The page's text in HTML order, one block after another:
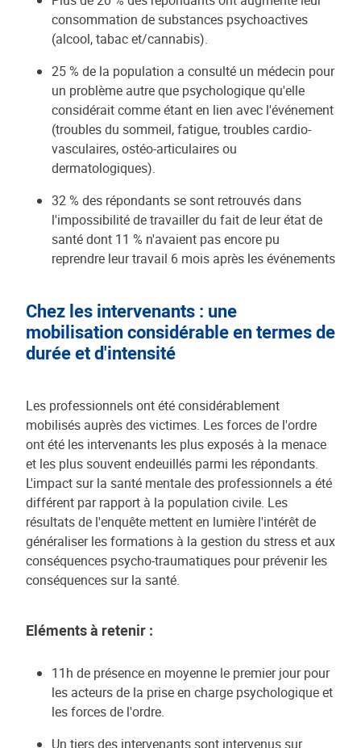
consommation de substances psychoactives
(alcool, tabac et/cannabis).
25 % de la population a consulté un médecin pour
un problème autre que psychologique qu'elle
considérait comme étant en lien avec l'événement
(troubles du sommeil, fatigue, troubles cardio-
vasculaires, ostéo-articulaires ou
dermatologiques).
32 % des répondants se sont retrouvés dans
l'impossibilité de travailler du fait de leur état de
santé dont 11 % n'avaient pas encore pu
reprendre leur travail 6 mois après les événements
Chez les intervenants : une
mobilisation considérable en termes de
durée et d'intensité
Les professionnels ont été considérablement
mobilisés auprès des victimes. Les forces de l'ordre
ont été les intervenants les plus exposés à la menace
et les plus souvent endeuillés parmi les répondants.
L'impact sur la santé mentale des professionnels a été
différent par rapport à la population civile. Les
résultats de l'enquête mettent en lumière l'intérêt de
généraliser les formations à la gestion du stress et aux
conséquences psycho-traumatiques pour prévenir les
conséquences sur la santé.
Eléments à retenir :
11h de présence en moyenne le premier jour pour
les acteurs de la prise en charge psychologique et
les forces de l'ordre.
Un tiers des intervenants sont intervenus sur